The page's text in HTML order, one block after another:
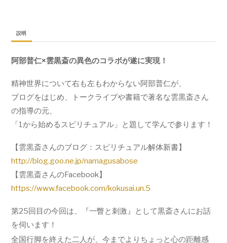
の
～】
説明
阿部普仁×雲黒斎の異色のコラボが遂に実現！
精神世界について右も左もわからない阿部普仁が、
ブログをはじめ、
トークライブや書籍で著名な雲黒斎さん
の指導の元、
「1から始めるスピリチュアル」と題して学んで参ります！
【雲黒斎さんのブログ：スピリチュアル解体新書】
http://blog.goo.ne.jp/namagusabose
【雲黒斎さんのFacebook】
https://www.facebook.com/kokusai.un.5
第25回目の今回は、『一瞥と刺激』として黒斎さんにお話
を伺います！
全国行脚を終えた二人が、今までよりちょっと心の距離感